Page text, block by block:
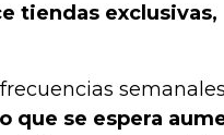
tiendas exclusivas,
que se espera